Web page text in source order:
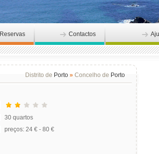
Reservas Contactos
Distrito de Porto » Concelho de Porto
30 quartos
preços: 24 € - 80 €